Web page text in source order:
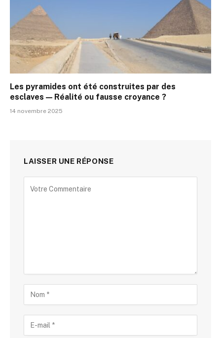
Les pyramides ont été construites par des
esclaves — Réalité ou fausse croyance ?
14 novembre 2025
LAISSER UNE RÉPONSE